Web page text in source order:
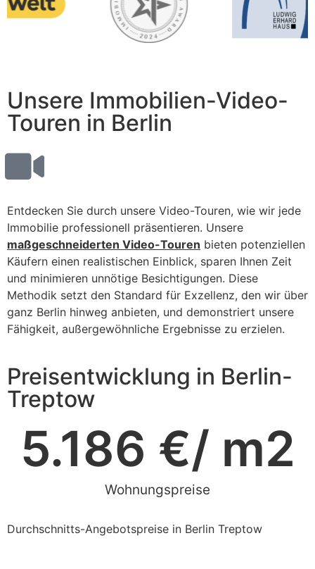
Unsere Immobilien-Video-
Touren in Berlin
Entdecken Sie durch unsere Video-Touren, wie wir jede
Immobilie professionell präsentieren. Unsere
maßgeschneiderten Video-Touren bieten potenziellen
Käufern einen realistischen Einblick, sparen Ihnen Zeit
und minimieren unnötige Besichtigungen. Diese
Methodik setzt den Standard für Exzellenz, den wir über
ganz Berlin hinweg anbieten, und demonstriert unsere
Fähigkeit, außergewöhnliche Ergebnisse zu erzielen.
Preisentwicklung in Berlin-
Treptow
Wohnungspreise
5.186 €/ m2
Durchschnitts-Angebotspreise in Berlin Treptow